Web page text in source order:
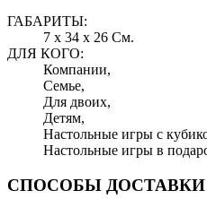
ГАБАРИТЫ:
7 x 34 x 26 См.
ДЛЯ КОГО:
Компании,
Семье,
Для двоих,
Детям,
Настольные игры с
Настольные игры в
СПОСОБЫ ДОСТАВКИ